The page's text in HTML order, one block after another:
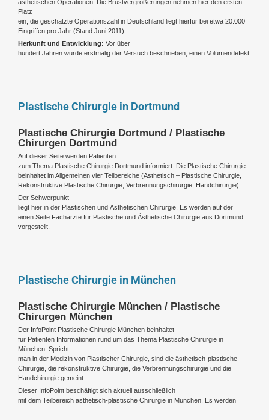
ästhetischen Operationen. Die Brustvergrößerungen nehmen hier den ersten
Platz
ein, die geschätzte Operationszahl in Deutschland liegt hierfür bei etwa 20.000
Eingriffen pro Jahr (Stand Juni 2011).
Herkunft und Entwicklung: Vor über
hundert Jahren wurde erstmalig der Versuch beschrieben, einen Volumendefekt
Plastische Chirurgie in Dortmund
Plastische Chirurgie Dortmund / Plastische
Chirurgen Dortmund
Auf dieser Seite werden Patienten
zum Thema Plastische Chirurgie Dortmund informiert. Die Plastische Chirurgie
beinhaltet im Allgemeinen vier Teilbereiche (Ästhetisch – Plastische Chirurgie,
Rekonstruktive Plastische Chirurgie, Verbrennungschirurgie, Handchirurgie).
Der Schwerpunkt
liegt hier in der Plastischen und Ästhetischen Chirurgie. Es werden auf der
einen Seite Fachärzte für Plastische und Ästhetische Chirurgie aus Dortmund
vorgestellt.
Plastische Chirurgie in München
Plastische Chirurgie München / Plastische
Chirurgen München
Der InfoPoint Plastische Chirurgie München beinhaltet
für Patienten Informationen rund um das Thema Plastische Chirurgie in
München. Spricht
man in der Medizin von Plastischer Chirurgie, sind die ästhetisch-plastische
Chirurgie, die rekonstruktive Chirurgie, die Verbrennungschirurgie und die
Handchirurgie gemeint.
Dieser InfoPoint beschäftigt sich aktuell ausschließlich
mit dem Teilbereich ästhetisch-plastische Chirurgie in München. Es werden